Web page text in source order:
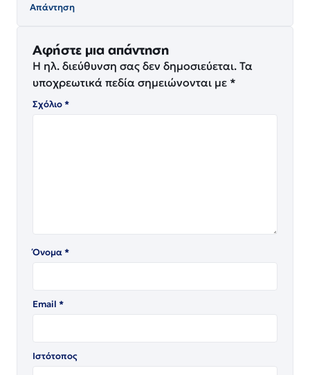
Απάντηση
Αφήστε μια απάντηση
Η ηλ. διεύθυνση σας δεν δημοσιεύεται. Τα
υποχρεωτικά πεδία σημειώνονται με *
Σχόλιο*
Όνομα*
Email *
Ιστότοπος